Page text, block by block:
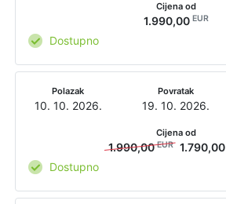
Dostupno
Cijena od
1.990,00 EUR
Polazak
10. 10. 2026.
Povratak
19. 10. 2026.
Dostupno
Cijena od
1.990,00EUR 1.790,00